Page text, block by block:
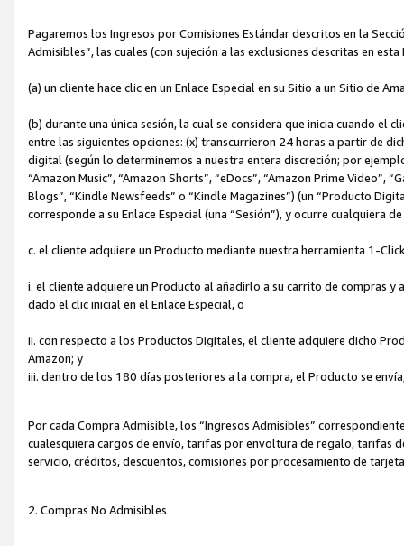
Pagaremos los Ingresos por Comisiones Estándar descritos en la
Admisibles”, las cuales (con sujeción a las exclusiones descritas en
(a) un cliente hace clic en un Enlace Especial en su Sitio a un Sitio de
(b) durante una única sesión, la cual se considera que inicia cuando el
entre las siguientes opciones: (x) transcurrieron 24 horas a partir de
digital (según lo determinemos a nuestra entera discreción; por
“Amazon Music”, “Amazon Shorts”, “eDocs”, “Amazon Prime Video”,
Blogs”, “Kindle Newsfeeds” o “Kindle Magazines”) (un “Producto
corresponde a su Enlace Especial (una “Sesión”), y ocurre cualquiera
c. el cliente adquiere un Producto mediante nuestra herramienta 1-
i. el cliente adquiere un Producto al añadirlo a su carrito de compras
dado el clic inicial en el Enlace Especial, o
ii. con respecto a los Productos Digitales, el cliente adquiere dicho
Amazon; y
iii. dentro de los 180 días posteriores a la compra, el Producto se
Por cada Compra Admisible, los “Ingresos Admisibles”
cualesquiera cargos de envío, tarifas por envoltura de regalo, tarifas
servicio, créditos, descuentos, comisiones por procesamiento de
2. Compras No Admisibles